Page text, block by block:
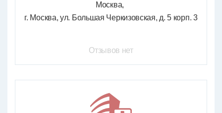
Москва
г. Москва, ул. Большая Черкизовская, д. 5 корп. 3
Отзывов нет